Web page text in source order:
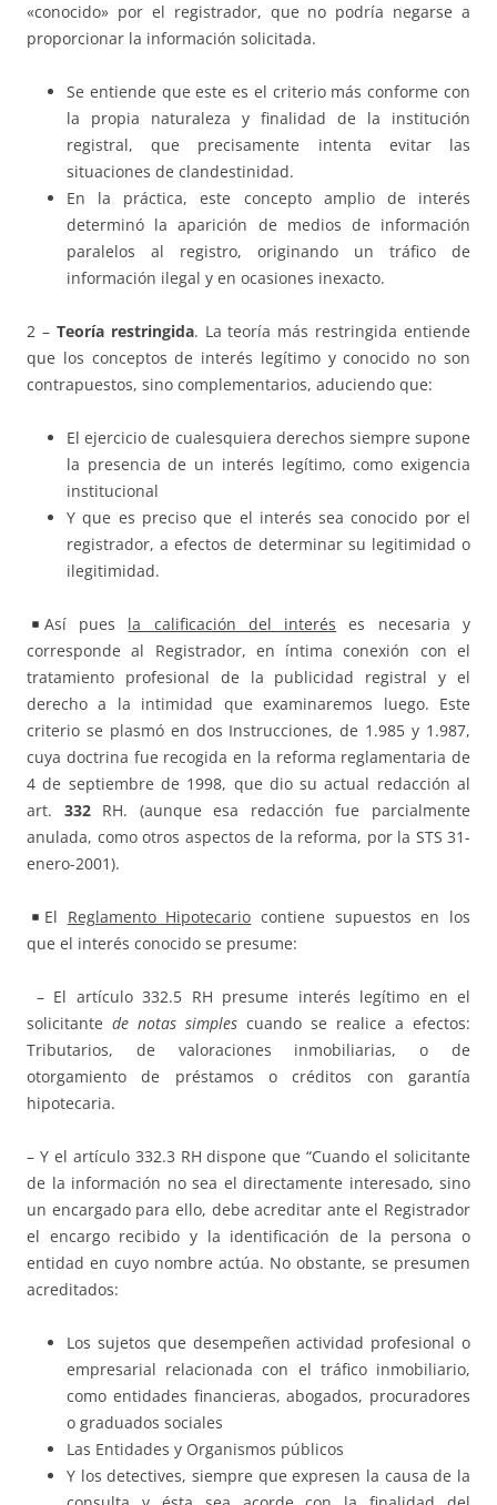
«conocido» por el registrador, que no podría negarse a
proporcionar la información solicitada.
Se entiende que este es el criterio más conforme con
la propia naturaleza y finalidad de la institución
registral, que precisamente intenta evitar las
situaciones de clandestinidad.
En la práctica, este concepto amplio de interés
determinó la aparición de medios de información
paralelos al registro, originando un tráfico de
información ilegal y en ocasiones inexacto.
2 – Teoría restringida. La teoría más restringida entiende
que los conceptos de interés legítimo y conocido no son
contrapuestos, sino complementarios, aduciendo que:
El ejercicio de cualesquiera derechos siempre supone
la presencia de un interés legítimo, como exigencia
institucional
Y que es preciso que el interés sea conocido por el
registrador, a efectos de determinar su legitimidad o
ilegitimidad.
Así pues la calificación del interés es necesaria y
corresponde al Registrador, en íntima conexión con el
tratamiento profesional de la publicidad registral y el
derecho a la intimidad que examinaremos luego. Este
criterio se plasmó en dos Instrucciones, de 1.985 y 1.987,
cuya doctrina fue recogida en la reforma reglamentaria de
4 de septiembre de 1998, que dio su actual redacción al
art. 332RH. (aunque esa redacción fue parcialmente
anulada, como otros aspectos de la reforma, por la STS 31-
enero-2001).
El Reglamento Hipotecario contiene supuestos en los
que el interés conocido se presume:
– El artículo 332.5 RH presume interés legítimo en el
solicitante de notas simples cuando se realice a efectos:
Tributarios, de valoraciones inmobiliarias, o de
otorgamiento de préstamos o créditos con garantía
hipotecaria.
– Y el artículo 332.3 RH dispone que “Cuando el solicitante
de la información no sea el directamente interesado, sino
un encargado para ello, debe acreditar ante el Registrador
el encargo recibido y la identificación de la persona o
entidad en cuyo nombre actúa. No obstante, se presumen
acreditados:
Los sujetos que desempeñen actividad profesional o
empresarial relacionada con el tráfico inmobiliario,
como entidades financieras, abogados, procuradores
o graduados sociales
Las Entidades y Organismos públicos
Y los detectives, siempre que expresen la causa de la